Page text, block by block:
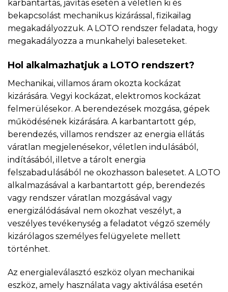
karbantartás, javítás esetén a véletlen ki és
bekapcsolást mechanikus kizárással, fizikailag
megakadályozzuk. A LOTO rendszer feladata, hogy
megakadályozza a munkahelyi baleseteket.
Hol alkalmazhatjuk a LOTO rendszert?
Mechanikai, villamos áram okozta kockázat
kizárására. Vegyi kockázat, elektromos kockázat
felmerülésekor. A berendezések mozgása, gépek
működésének kizárására. A karbantartott gép,
berendezés, villamos rendszer az energia ellátás
váratlan megjelenésekor, véletlen indulásából,
indításából, illetve a tárolt energia
felszabadulásából ne okozhasson balesetet. A LOTO
alkalmazásával a karbantartott gép, berendezés
vagy rendszer váratlan mozgásával vagy
energizálódásával nem okozhat veszélyt, a
veszélyes tevékenység a feladatot végző személy
kizárólagos személyes felügyelete mellett
történhet.
Az energialeválasztó eszköz olyan mechanikai
eszköz, amely használata vagy aktiválása esetén